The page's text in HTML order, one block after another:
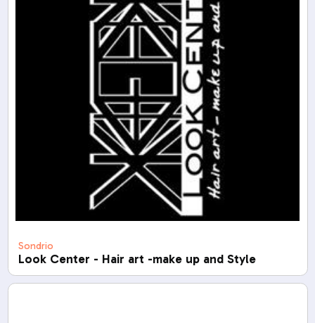
Sondrio
Look Center - Hair art -make up and Style